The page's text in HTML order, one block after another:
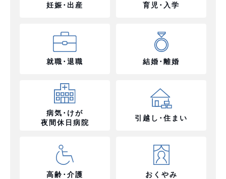
妊娠･出産 育児･入学
就職･退職 結婚･離婚
病気･けが
夜間休日病院
引越し･住まい
高齢･介護 おくやみ